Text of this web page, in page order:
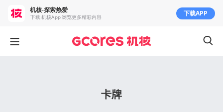
卡牌
机核-探索热爱
下载 机核App 浏览更多精彩内容 下载APP